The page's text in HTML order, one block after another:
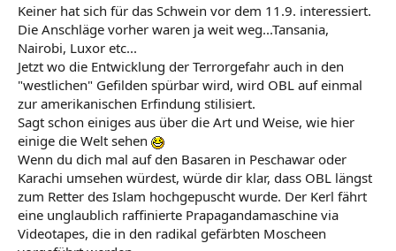
Keiner hat sich für das Schwein vor dem 11.9. interessiert.
Die Anschläge vorher waren ja weit weg...Tansania,
Nairobi, Luxor etc...
Jetzt wo die Entwicklung der Terrorgefahr auch in den
"westlichen" Gefilden spürbar wird, wird OBL auf einmal
zur amerikanischen Erfindung stilisiert.
Sagt schon einiges aus über die Art und Weise, wie hier
einige die Welt sehen
Wenn du dich mal auf den Basaren in Peschawar oder
Karachi umsehen würdest, würde dir klar, dass OBL längst
zum Retter des Islam hochgepuscht wurde. Der Kerl fährt
eine unglaublich raffinierte Prapagandamaschine via
Videotapes, die in den radikal gefärbten Moscheen